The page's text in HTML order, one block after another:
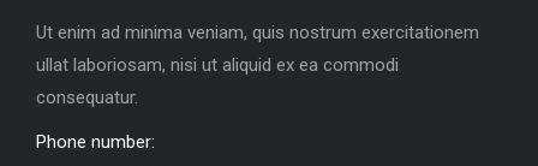
Ut enim ad minima veniam, quis nostrum exercitationem
ullat laboriosam, nisi ut aliquid ex ea commodi
consequatur.
Phone number: